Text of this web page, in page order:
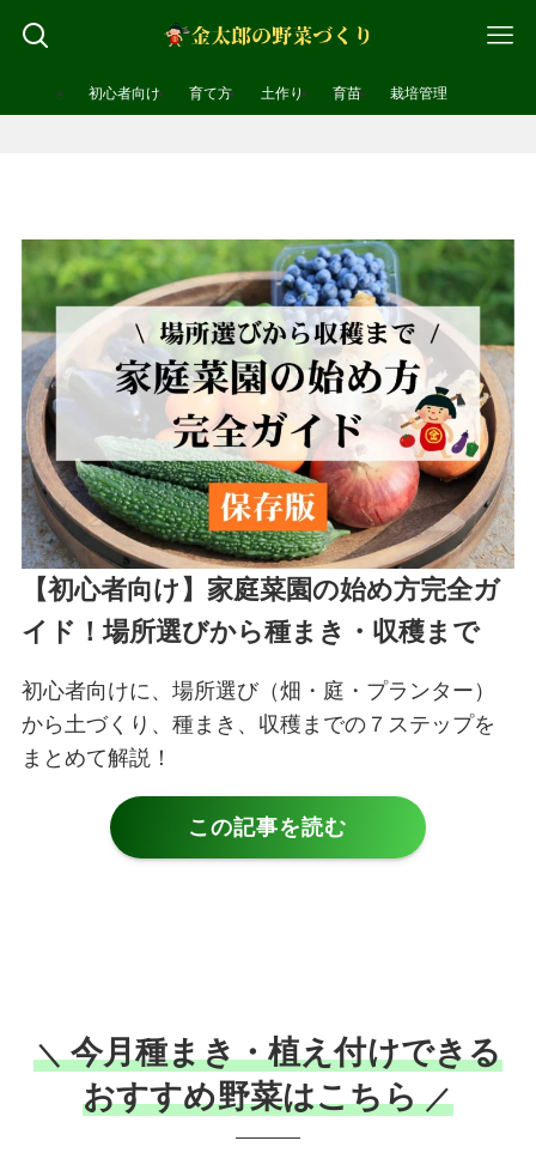
初心者向け 育て方 土作り 育苗 栽培管理
【初心者向け】家庭菜園の始め方完全ガ
イド！場所選びから種まき・収穫まで
初心者向けに、場所選び（畑・庭・プランター）
から土づくり、種まき、収穫までの７ステップを
まとめて解説！
この記事を読む
＼今月種まき・植え付けできる
おすすめ野菜はこちら／